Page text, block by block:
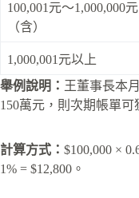
100,001元～1,000,000元
（含）
1,000,001元以上
舉例說明： 王董事長本
150萬元，則次期帳單可
計算方式： $100,000 ×
1% = $12,800。